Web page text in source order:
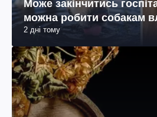
Може закінчитись
можна робити собакам
2 дні тому